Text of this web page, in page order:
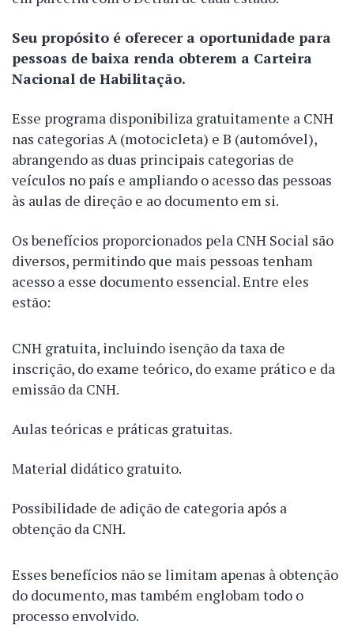
Seu propósito é oferecer a oportunidade para
pessoas de baixa renda obterem a Carteira
Nacional de Habilitação.
Esse programa disponibiliza gratuitamente a CNH
nas categorias A (motocicleta) e B (automóvel),
abrangendo as duas principais categorias de
veículos no país e ampliando o acesso das pessoas
às aulas de direção e ao documento em si.
Os benefícios proporcionados pela CNH Social são
diversos, permitindo que mais pessoas tenham
acesso a esse documento essencial. Entre eles
estão:
CNH gratuita, incluindo isenção da taxa de
inscrição, do exame teórico, do exame prático e da
emissão da CNH.
Aulas teóricas e práticas gratuitas.
Material didático gratuito.
Possibilidade de adição de categoria após a
obtenção da CNH.
Esses benefícios não se limitam apenas à obtenção
do documento, mas também englobam todo o
processo envolvido.